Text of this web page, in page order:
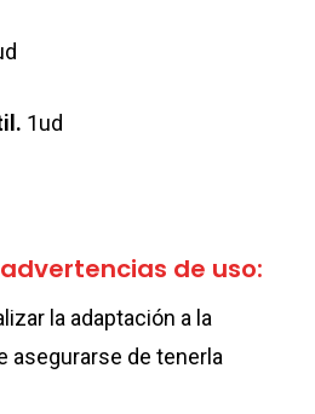
1ud
de uso:
la adaptación a la
asegurarse de tenerla